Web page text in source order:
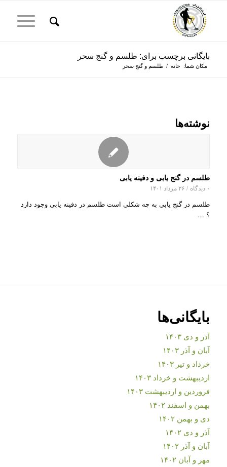
بایگانی برچسب برای: طلسم و گنج سحر
مکان شما: خانه / طلسم و گنج سحر
نوشته‌ها
طلسم در گنج یابی و دفینه یابی
۰ دیدگاه / ۲۶ مرداد ۱۴۰۱
طلسم در گنج یابی به چه شکلی است طلسم در دفینه یابی وجود دارد
؟ …
بایگانی‌ها
آذر و دی ۱۴۰۳
آبان و آذر ۱۴۰۳
خرداد و تیر ۱۴۰۳
اردیبهشت و خرداد ۱۴۰۳
فروردین و اردیبهشت ۱۴۰۳
بهمن و اسفند ۱۴۰۲
دی و بهمن ۱۴۰۲
آذر و دی ۱۴۰۲
آبان و آذر ۱۴۰۲
مهر و آبان ۱۴۰۲